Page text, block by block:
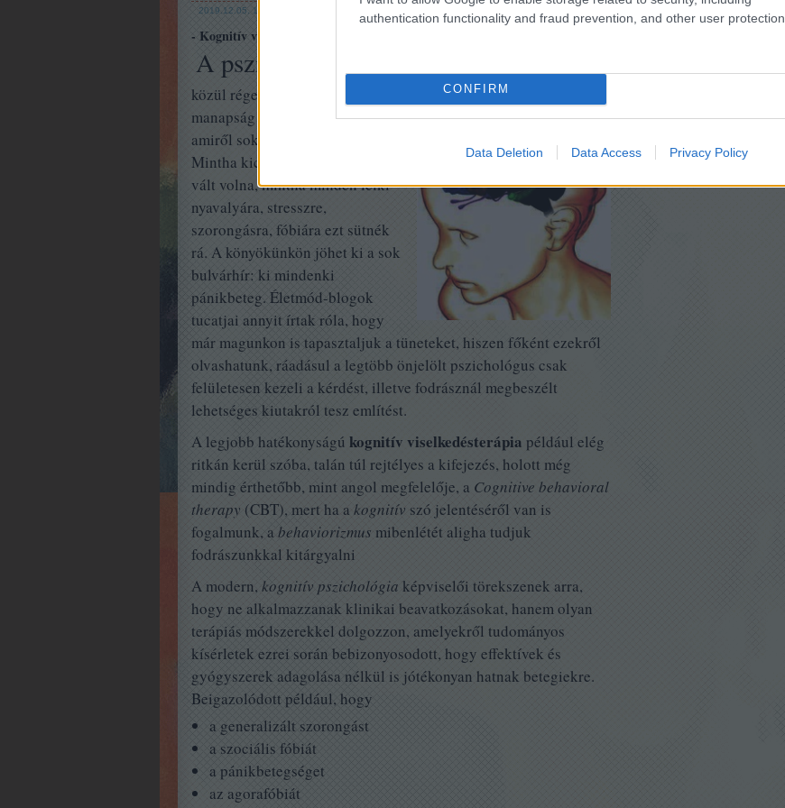
authentication functionality and fraud prevention, and other user protection.
CONFIRM
Data Deletion Data Access Privacy Policy
2019.12.05. 11:35
- Kognitív viselkedésterápia gyakorlatok - rendelő Budapesten -
A pszichés betegségek
közül régebben a
manapság a
pánikbetegségaz,
amiről sokat hallunk, olvasunk.
Mintha kicsit divatbetegséggé
vált volna, mintha minden lelki
nyavalyára, stresszre,
szorongásra, fóbiára ezt sütnék
rá. A könyökünkön jöhet ki a sok
bulvárhír: ki mindenki
pánikbeteg. Életmód-blogok
tucatjai annyit írtak róla, hogy
már magunkon is tapasztaljuk a tüneteket, hiszen főként ezekről
olvashatunk, ráadásul a legtöbb önjelölt pszichológus csak
felületesen kezeli a kérdést, illetve fodrásznál megbeszélt
lehetséges kiutakról tesz említést.
A legjobb hatékonyságú kognitív viselkedésterápia például elég
ritkán kerül szóba, talán túl rejtélyes a kifejezés, holott még
mindig érthetőbb, mint angol megfelelője, a Cognitive behavioral
therapy (CBT), mert ha a kognitív szó jelentéséről van is
fogalmunk, a behaviorizmus mibenlétét aligha tudjuk
fodrászunkkal kitárgyalni
A modern, kognitív pszichológia képviselői törekszenek arra,
hogy ne alkalmazzanak klinikai beavatkozásokat, hanem olyan
terápiás módszerekkel dolgozzon, amelyekről tudományos
kísérletek ezrei során bebizonyosodott, hogy effektívek és
gyógyszerek adagolása nélkül is jótékonyan hatnak betegiekre.
Beigazolódott például, hogy
a generalizált szorongást
a szociális fóbiát
a pánikbetegséget
az agorafóbiát